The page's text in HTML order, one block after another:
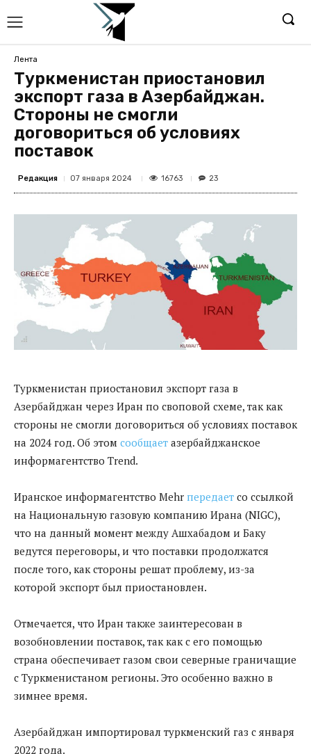
Лента
Туркменистан приостановил
экспорт газа в Азербайджан.
Стороны не смогли
договориться об условиях
поставок
Редакция 07 января 2024 16763 23
Туркменистан приостановил экспорт газа в
Азербайджан через Иран по своповой схеме, так как
стороны не смогли договориться об условиях поставок
на 2024 год. Об этом сообщает азербайджанское
информагентство Trend.
Иранское информагентство Mehr передает со ссылкой
на Национальную газовую компанию Ирана (NIGC),
что на данный момент между Ашхабадом и Баку
ведутся переговоры, и что поставки продолжатся
после того, как стороны решат проблему, из-за
которой экспорт был приостановлен.
Отмечается, что Иран также заинтересован в
возобновлении поставок, так как с его помощью
страна обеспечивает газом свои северные граничащие
с Туркменистаном регионы. Это особенно важно в
зимнее время.
Азербайджан импортировал туркменский газ с января
2022 года.